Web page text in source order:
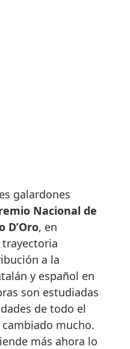
galardones
Nacional de
D’Oro, en
a la
y español en
son estudiadas
de todo el
mucho.
más ahora lo